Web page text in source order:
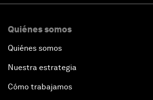
Quiénes somos
Quiénes somos
Nuestra estrategia
Cómo trabajamos